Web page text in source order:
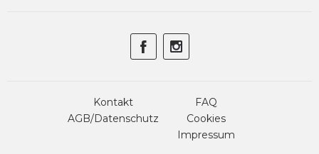
Kontakt
AGB/Datenschutz
FAQ
Cookies
Impressum